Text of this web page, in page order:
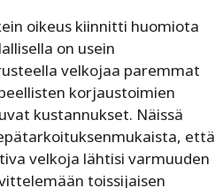
oikeus kiinnitti huomiota
on usein
velkojaa paremmat
korjaustoimien
kustannukset. Näissä
että
velkoja lähtisi varmuuden
toissijaisen